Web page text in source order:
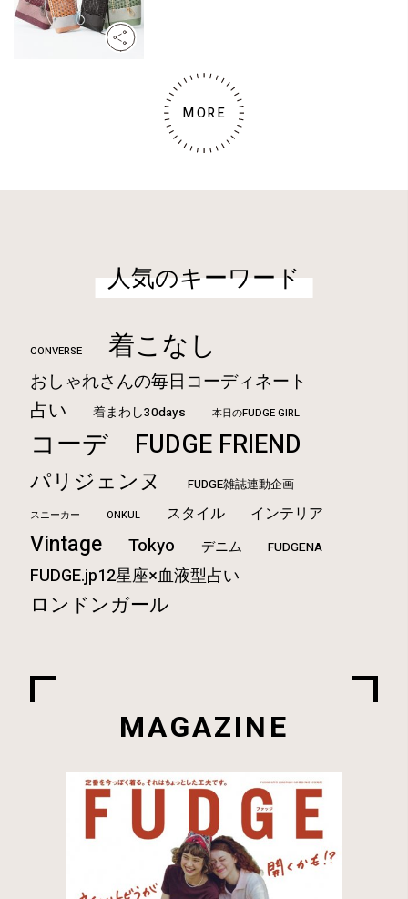
MORE
人気のキーワード
CONVERSE 着こなし
おしゃれさんの毎日コーディネート
占い 着まわし30days 本日のFUDGE GIRL
コーデ FUDGE FRIEND
パリジェンヌ FUDGE雑誌連動企画
スニーカー ONKUL スタイル インテリア
Vintage Tokyo デニム FUDGENA
FUDGE.jp12星座×血液型占い
ロンドンガール
MAGAZINE